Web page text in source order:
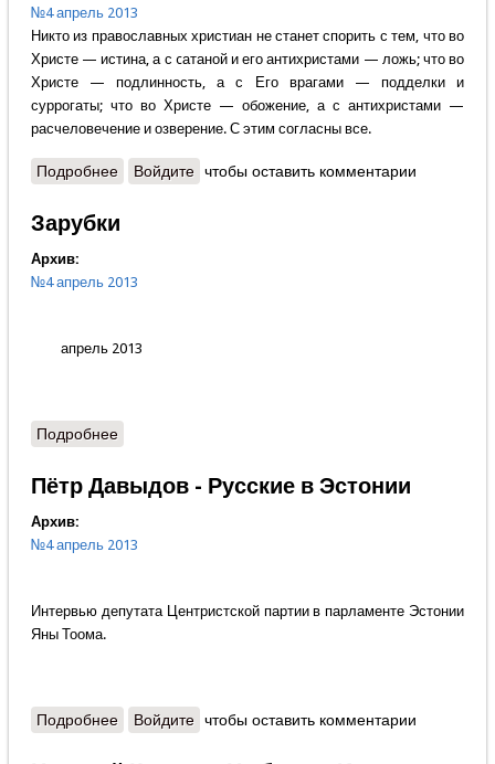
№4 апрель 2013
Никто из православных христиан не станет спорить с тем, что во
Христе — истина, а с cатаной и его антихристами — ложь; что во
Христе — подлинность, а с Его врагами — подделки и
суррогаты; что во Христе — обожение, а с антихристами —
расчеловечение и озверение. С этим согласны все.
Подробнеео Татьяна Коровина - На защиту Отечества или в
Войдите чтобы оставить комментарии
Зарубки
Архив:
№4 апрель 2013
апрель 2013
Подробнеео Зарубки
Пётр Давыдов - Русские в Эстонии
Архив:
№4 апрель 2013
Интервью депутата Центристской партии в парламенте Эстонии
Яны Тоома.
Подробнеео Пётр Давыдов - Русские в Эстонии
Войдите чтобы оставить комментарии